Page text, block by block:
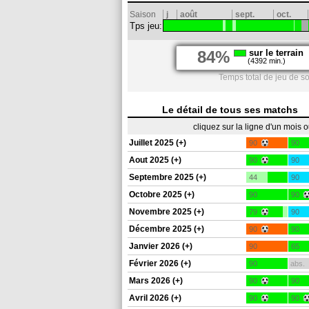
Saison j août sept. oct.
Tps jeu:
84% sur le terrain
(4392 min.)
Temps total de jeu de
Le détail de tous ses matchs
cliquez sur la ligne d'un mois
Juillet 2025 (+)
90 90
Aout 2025 (+) 90 90
Septembre 2025 (+) 44 90
Octobre 2025 (+) 90 90
Novembre 2025 (+) 79 90
Décembre 2025 (+) 90 90
Janvier 2026 (+) 90 65
Février 2026 (+) 90 abs.
Mars 2026 (+) 90 90
Avril 2026 (+) 90 90